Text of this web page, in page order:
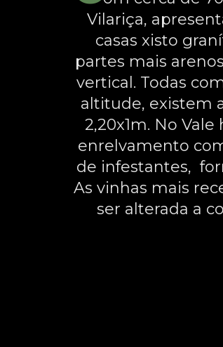
Vilariça,
casas xisto
partes mais
vertical. Todas
altitude, existem
2,20x1m. No
enrelvamento
de infestantes,
As vinhas mais
ser alterada a